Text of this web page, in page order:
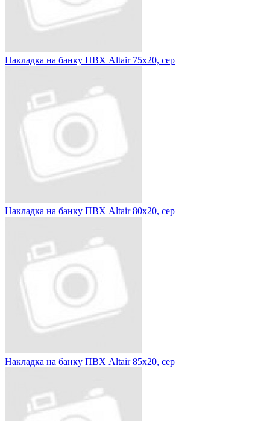
Накладка на банку ПВХ Altair 75х20, сер
Накладка на банку ПВХ Altair 80х20, сер
Накладка на банку ПВХ Altair 85х20, сер